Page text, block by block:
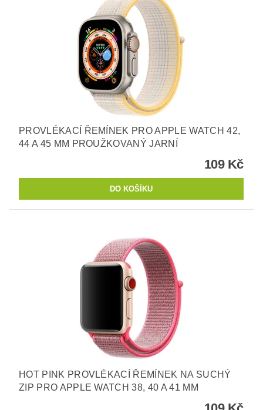
PROVLÉKACÍ ŘEMÍNEK PRO APPLE WATCH 42,
44 A 45 MM PROUŽKOVANÝ JARNÍ
109 Kč
HOT PINK PROVLÉKACÍ ŘEMÍNEK NA SUCHÝ
ZIP PRO APPLE WATCH 38, 40 A 41 MM